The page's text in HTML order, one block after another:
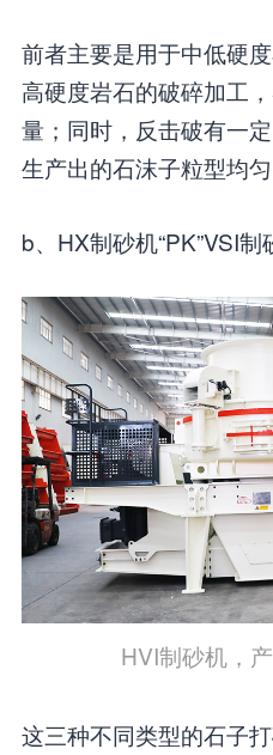
前者主要是用于中低硬
高硬度岩石的破碎加工
量；同时，反击破有一
生产出的石沫子粒型均匀
b、HX制砂机“PK”VSI制
HVI制砂机，
这三种不同类型的石子